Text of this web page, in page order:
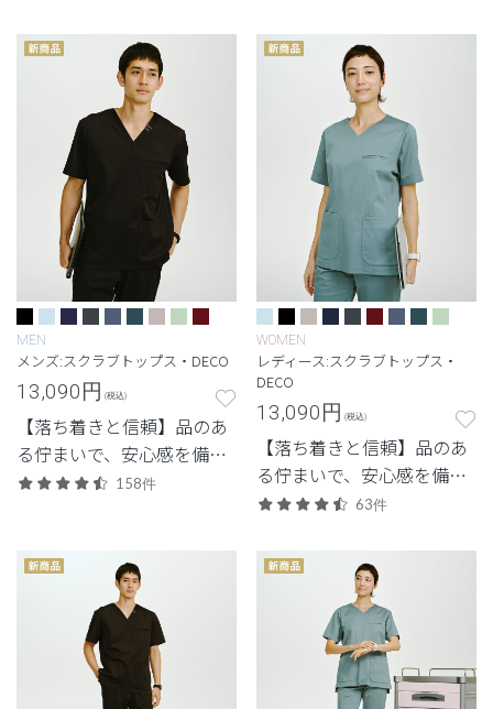
MEN
メンズ:スクラブトップス・DECO
13,090円 (税込)
【落ち着きと信頼】品のあ
る佇まいで、安心感を備え
た定番シリーズ。
158件
WOMEN
レディース:スクラブトップス・
DECO
13,090円 (税込)
【落ち着きと信頼】品のあ
る佇まいで、安心感を備え
た定番シリーズ。
63件